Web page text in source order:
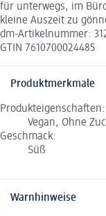
für unterwegs, im
kleine Auszeit zu
dm-Artikelnummer:
GTIN 7610700024485
Produktmerkmale
Produkteigenschaften:
Vegan, Ohne
Geschmack:
Süß
Warnhinweise